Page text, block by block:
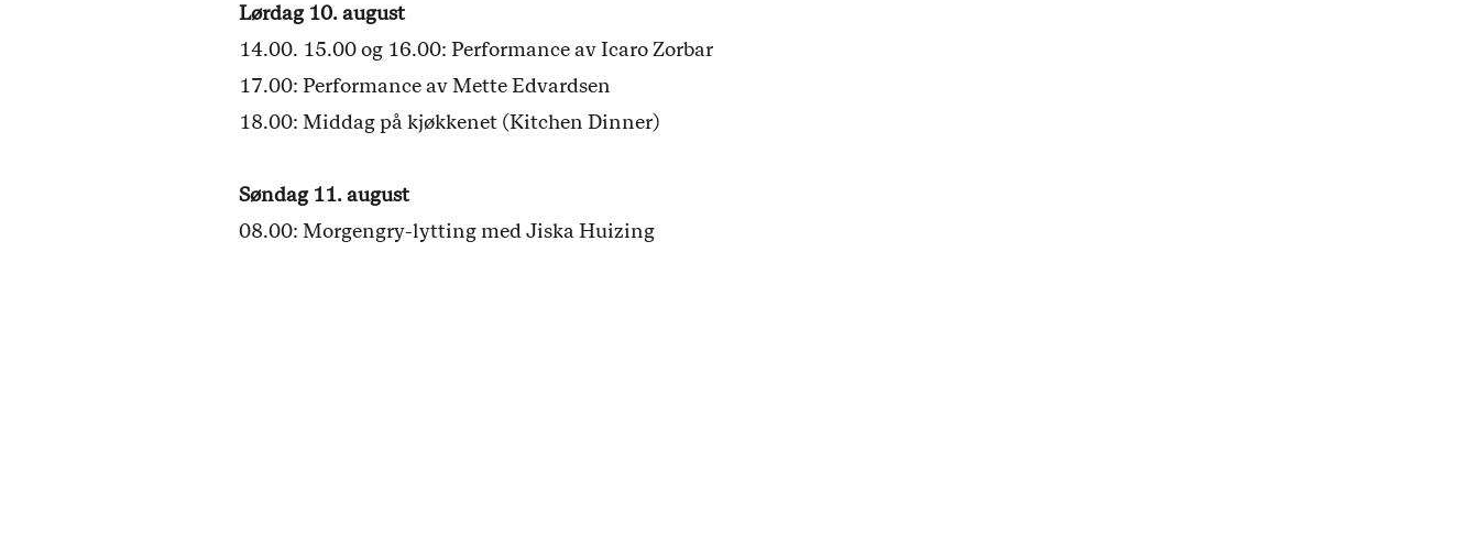
Lørdag 10. august
14.00. 15.00 og 16.00: Performance av Icaro Zorbar
17.00: Performance av Mette Edvardsen
18.00: Middag på kjøkkenet (Kitchen Dinner)
Søndag 11. august
08.00: Morgengry-lytting med Jiska Huizing